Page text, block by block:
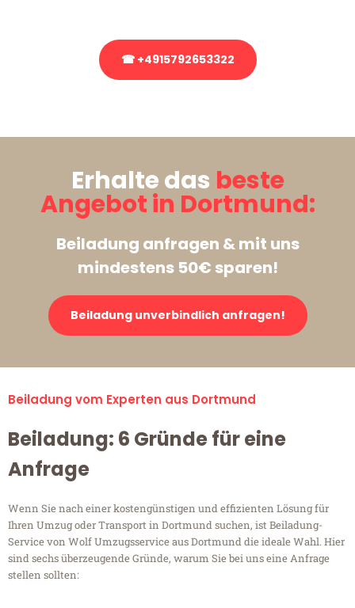
☎ +4915792653322
Erhalte das beste
Angebot in Dortmund:
Beiladung anfragen & mit uns
mindestens 50€ sparen!
Beiladung unverbindlich anfragen!
Beiladung vom Experten aus Dortmund
Beiladung: 6 Gründe für eine
Anfrage
Wenn Sie nach einer kostengünstigen und effizienten Lösung für
Ihren Umzug oder Transport in Dortmund suchen, ist Beiladung-
Service von Wolf Umzugsservice aus Dortmund die ideale Wahl. Hier
sind sechs überzeugende Gründe, warum Sie bei uns eine Anfrage
stellen sollten: